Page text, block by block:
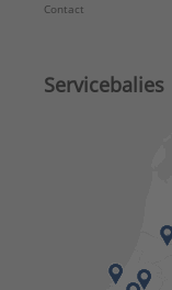
Contact
Servicebalies